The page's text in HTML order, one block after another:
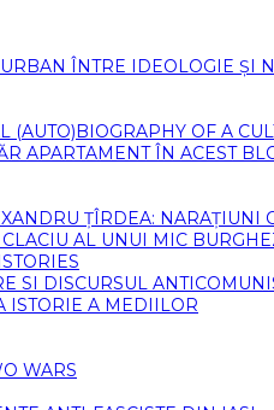
ÎNTRE IDEOLOGIE ȘI
(AUTO)BIOGRAPHY OF A
APARTAMENT ÎN ACEST
ȚÎRDEA: NARAȚIUNI
AL UNUI MIC
SI DISCURSUL
ISTORIE A MEDIILOR
WARS